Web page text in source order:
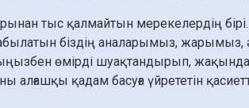
тыс қалмайтын мерекелердің
біздің аналарымыз, жарымыз,
өмірді шуақтандырып,
қадам басуға үйрететін